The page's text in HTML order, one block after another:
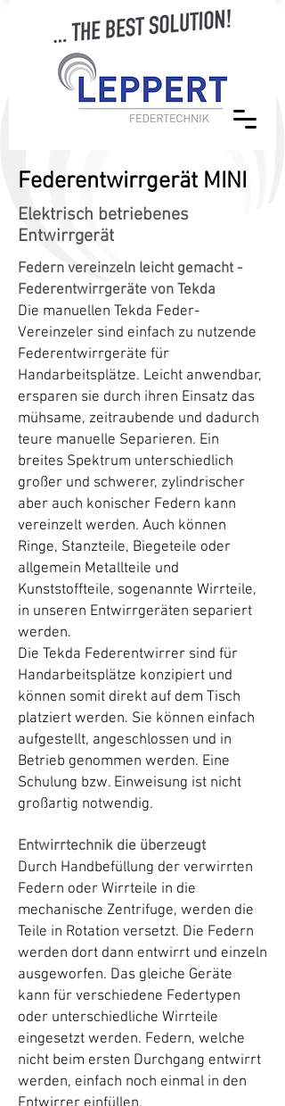
Federentwirrgerät MINI
Elektrisch betriebenes
Entwirrgerät
Federn vereinzeln leicht gemacht -
Federentwirrgeräte von Tekda
Die manuellen Tekda Feder-
Vereinzeler sind einfach zu nutzende
Federentwirrgeräte für
Handarbeitsplätze. Leicht anwendbar,
ersparen sie durch ihren Einsatz das
mühsame, zeitraubende und dadurch
teure manuelle Separieren. Ein
breites Spektrum unterschiedlich
großer und schwerer, zylindrischer
aber auch konischer Federn kann
vereinzelt werden. Auch können
Ringe, Stanzteile, Biegeteile oder
allgemein Metallteile und
Kunststoffteile, sogenannte Wirrteile,
in unseren Entwirrgeräten separiert
werden.
Die Tekda Federentwirrer sind für
Handarbeitsplätze konzipiert und
können somit direkt auf dem Tisch
platziert werden. Sie können einfach
aufgestellt, angeschlossen und in
Betrieb genommen werden. Eine
Schulung bzw. Einweisung ist nicht
großartig notwendig.
Entwirrtechnik die überzeugt
Durch Handbefüllung der verwirrten
Federn oder Wirrteile in die
mechanische Zentrifuge, werden die
Teile in Rotation versetzt. Die Federn
werden dort dann entwirrt und einzeln
ausgeworfen. Das gleiche Geräte
kann für verschiedene Federtypen
oder unterschiedliche Wirrteile
eingesetzt werden. Federn, welche
nicht beim ersten Durchgang entwirrt
werden, einfach noch einmal in den